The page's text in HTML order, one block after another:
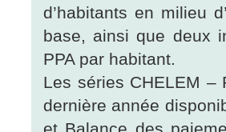
d’habitants en milieu
base, ainsi que deux
PPA par habitant.
Les séries CHELEM –
dernière année